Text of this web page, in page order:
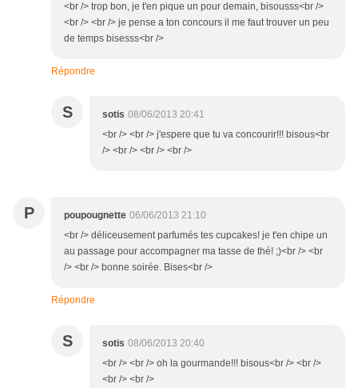
<br /> trop bon, je t'en pique un pour demain, bisousss<br />
<br /> <br /> je pense a ton concours il me faut trouver un peu
de temps bisesss<br />
Répondre
S sotis 08/06/2013 20:41
<br /> <br /> j'espere que tu va concourir!!! bisous<br
/> <br /> <br /> <br />
P poupougnette 06/06/2013 21:10
<br /> déliceusement parfumés tes cupcakes! je t'en chipe un
au passage pour accompagner ma tasse de thé! ;)<br /> <br
/> <br /> bonne soirée. Bises<br />
Répondre
S sotis 08/06/2013 20:40
<br /> <br /> oh la gourmande!!! bisous<br /> <br />
<br /> <br />